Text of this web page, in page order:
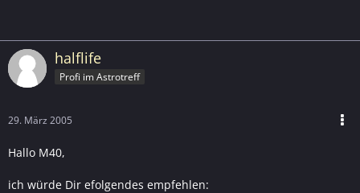
halflife
Profi im Astrotreff
29. März 2005
Hallo M40,
ich würde Dir efolgendes empfehlen: